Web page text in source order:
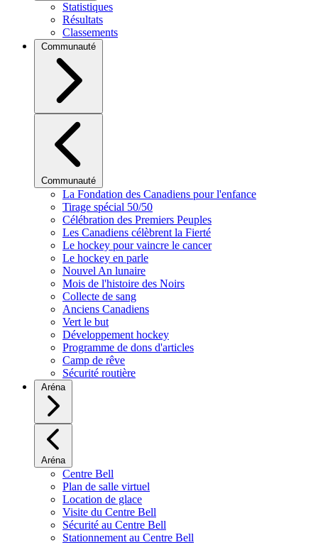
Statistiques
Résultats
Classements
Communauté
Communauté
La Fondation des Canadiens pour l'enfance
Tirage spécial 50/50
Célébration des Premiers Peuples
Les Canadiens célèbrent la Fierté
Le hockey pour vaincre le cancer
Le hockey en parle
Nouvel An lunaire
Mois de l'histoire des Noirs
Collecte de sang
Anciens Canadiens
Vert le but
Développement hockey
Programme de dons d'articles
Camp de rêve
Sécurité routière
Aréna
Aréna
Centre Bell
Plan de salle virtuel
Location de glace
Visite du Centre Bell
Sécurité au Centre Bell
Stationnement au Centre Bell